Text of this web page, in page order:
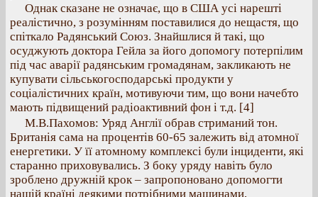
Однак сказане не означає, що в США усі нарешті
реалістично, з розумінням поставилися до нещастя, що
спіткало Радянський Союз. Знайшлися й такі, що
осуджують доктора Гейла за його допомогу потерпілим
під час аварії радянським громадянам, закликають не
купувати сільськогосподарські продукти у
соціалістичних країн, мотивуючи тим, що вони начебто
мають підвищений радіоактивний фон і т.д. [4]
М.В.Пахомов: Уряд Англії обрав стриманий тон.
Британія сама на процентів 60-65 залежить від атомної
енергетики. У її атомному комплексі були інциденти, які
старанно приховувались. З боку уряду навіть було
зроблено дружній крок – запропоновано допомогти
нашій країні деякими потрібними машинами,